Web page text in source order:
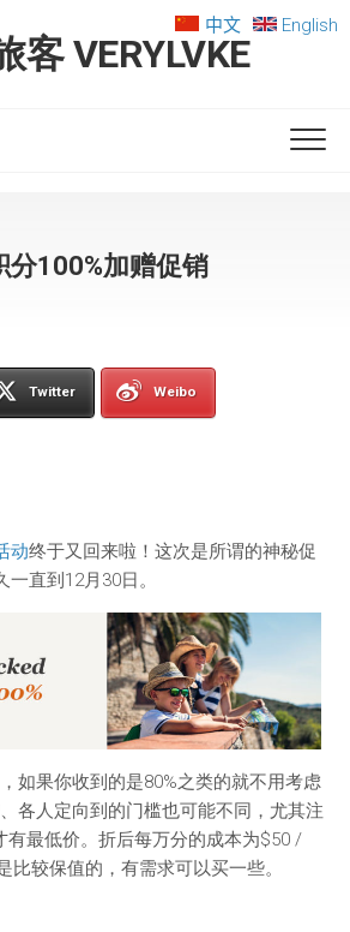
客 VERYLVKE
中文 English
分100%加赠促销
Twitter Weibo
动终于又回来啦！这次是所谓的神秘促
直到12月30日。
如果你收到的是80%之类的就不用考虑
各人定向到的门槛也可能不同，尤其注
有最低价。折后每万分的成本为$50 /
比较保值的，有需求可以买一些。